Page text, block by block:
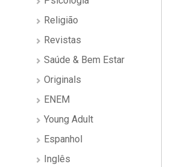
Religião
Revistas
Saúde & Bem Estar
Originals
ENEM
Young Adult
Espanhol
Inglês